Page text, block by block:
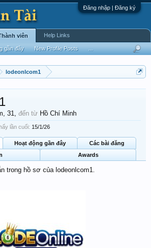
Đăng nhập | Đăng ký
lodeonlcom1
31, đến từ Hồ Chí Minh
lần cuối: 15/1/26
Hoạt động gần đây
Các bài đăng
Awards
trong hồ sơ của lodeonlcom1.
viên
gần đây New Profile Posts
Help Links